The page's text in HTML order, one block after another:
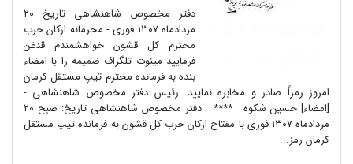
دفتر مخصوص شاهنشاهی تاریخ ۲۰
مردادماه ۱۳۰۷ فوری - محرمانه ارکان حرب
محترم کل قشون خواهشمندم قدغن
فرمایید مینوت تلگراف ضمیمه را با امضاء
بنده به فرمانده محترم تیپ مستقل کرمان
امروز رمزاً صادر و مخابره نمایید. رئیس دفتر مخصوص شاهنشاهی -
[امضاء] حسین شکوه **** دفتر مخصوص شاهنشاهی تاریخ: صبح ۲۰
مردادماه ۱۳۰۷ فوری با مفتاح ارکان حرب کل قشون به فرمانده تیپ مستقل
کرمان رمز...